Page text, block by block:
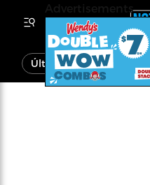
Última Hora Noticias
Advertisements